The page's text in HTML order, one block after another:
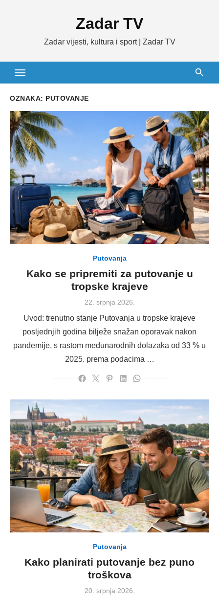
Zadar TV
Zadar vijesti, kultura i sport | Zadar TV
OZNAKA: PUTOVANJE
Putovanja
Kako se pripremiti za putovanje u
tropske krajeve
Posted
22. srpnja 2026.
Uvod: trenutno stanje Putovanja u tropske krajeve
posljednjih godina bilježe snažan oporavak nakon
pandemije, s rastom međunarodnih dolazaka od 33 % u
2025. prema podacima …
Putovanja
Kako planirati putovanje bez puno
troškova
Posted
20. srpnja 2026.